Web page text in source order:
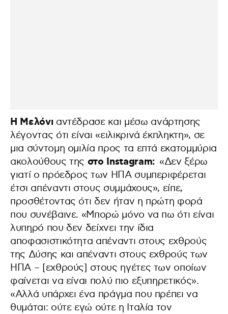
Η Μελόνιαντέδρασε και μέσω ανάρτησης
λέγοντας ότι είναι «ειλικρινά έκπληκτη», σε
μια σύντομη ομιλία προς τα επτά εκατομμύρια
ακολούθους της στο Instagram: «Δεν ξέρω
γιατί ο πρόεδρος των ΗΠΑ συμπεριφέρεται
έτσι απέναντι στους συμμάχους», είπε,
προσθέτοντας ότι δεν ήταν η πρώτη φορά
που συνέβαινε. «Μπορώ μόνο να πω ότι είναι
λυπηρό που δεν δείχνει την ίδια
αποφασιστικότητα απέναντι στους εχθρούς
της Δύσης και απέναντι στους εχθρούς των
ΗΠΑ – [εχθρούς] στους ηγέτες των οποίων
φαίνεται να είναι πολύ πιο εξυπηρετικός».
«Αλλά υπάρχει ένα πράγμα που πρέπει να
θυμάται: ούτε εγώ ούτε η Ιταλία τον